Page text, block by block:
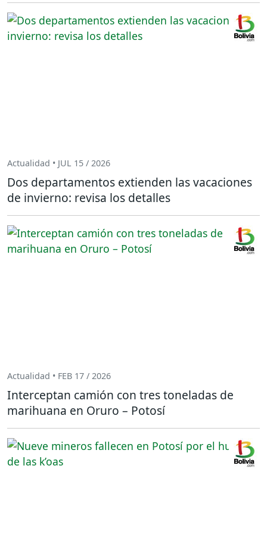
Actualidad • JUL 15 / 2026
Dos departamentos extienden las vacaciones
de invierno: revisa los detalles
Actualidad • FEB 17 / 2026
Interceptan camión con tres toneladas de
marihuana en Oruro – Potosí